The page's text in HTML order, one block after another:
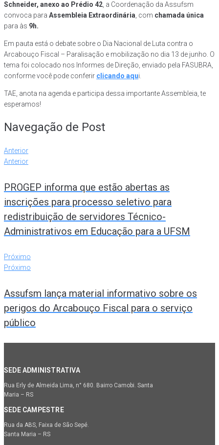
Schneider, anexo ao Prédio 42 , a Coordenação da Assufsm
convoca para Assembleia Extraordinária , com chamada única
para às 9h.
Em pauta está o debate sobre o Dia Nacional de Luta contra o
Arcabouço Fiscal – Paralisação e mobilização no dia 13 de junho. O
tema foi colocado nos Informes de Direção, enviado pela FASUBRA,
conforme você pode conferir clicando aqui.
TAE, anota na agenda e participa dessa importante Assembleia, te
esperamos!
Navegação de Post
Anterior
Anterior
PROGEP informa que estão abertas as
inscrições para processo seletivo para
redistribuição de servidores Técnico-
Administrativos em Educação para a UFSM
Próximo
Próximo
Assufsm lança material informativo sobre os
perigos do Arcabouço Fiscal para o serviço
público
SEDE ADMINISTRATIVA
Rua Erly de Almeida Lima, n° 680. Bairro Camobi. Santa
Maria – RS
SEDE CAMPESTRE
Rua da ABS, Faixa de São Sepé.
Santa Maria – RS